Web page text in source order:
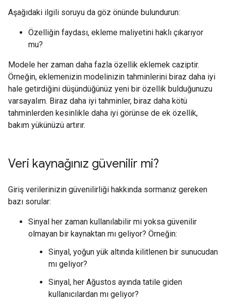
Aşağıdaki ilgili soruyu da göz önünde bulundurun:
Özelliğin faydası, ekleme maliyetini haklı çıkarıyor
mu?
Modele her zaman daha fazla özellik eklemek caziptir.
Örneğin, eklemenizin modelinizin tahminlerini biraz daha iyi
hale getirdiğini düşündüğünüz yeni bir özellik bulduğunuzu
varsayalım. Biraz daha iyi tahminler, biraz daha kötü
tahminlerden kesinlikle daha iyi görünse de ek özellik,
bakım yükünüzü artırır.
Veri kaynağınız güvenilir mi?
Giriş verilerinizin güvenilirliği hakkında sormanız gereken
bazı sorular:
Sinyal her zaman kullanılabilir mi yoksa güvenilir
olmayan bir kaynaktan mı geliyor? Örneğin:
Sinyal, yoğun yük altında kilitlenen bir sunucudan
mı geliyor?
Sinyal, her Ağustos ayında tatile giden
kullanıcılardan mı geliyor?